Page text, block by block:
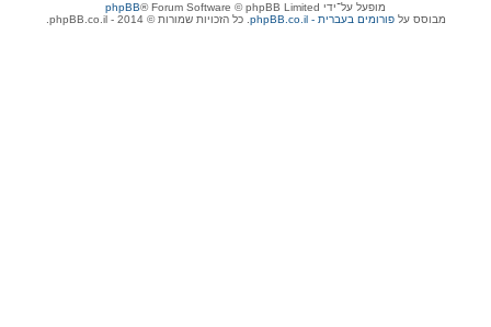
מופעל על־ידי phpBB® Forum Software © phpBB Limited
מבוסס עלphpBB.co.il - פורומים בעברית . כל הזכויות שמורות © 2014 - phpBB.co.il.